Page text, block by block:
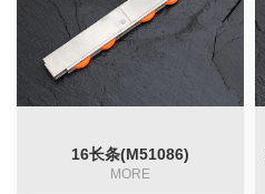
16长条(M51086)
MORE